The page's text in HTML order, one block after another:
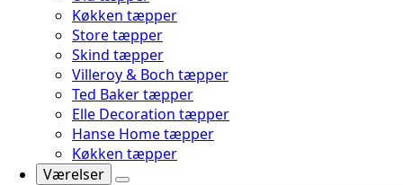
Køkken tæpper
Store tæpper
Skind tæpper
Villeroy & Boch tæpper
Ted Baker tæpper
Elle Decoration tæpper
Hanse Home tæpper
Køkken tæpper
Værelser